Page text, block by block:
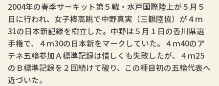
2004年の春季サーキット第５戦・水戸国際陸上が５月５
日に行われ、女子棒高跳で中野真実（三観陸協）が４ｍ
31の日本新記録を樹立した。中野は５月１日の香川県選
手権で、４ｍ30の日本新をマークしていた。４ｍ40のア
テネ五輪参加Ａ標準記録は惜しくも失敗したが、４ｍ25
のＢ標準記録を２回続けて破り、この種目初の五輪代表へ
近づいた。